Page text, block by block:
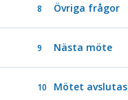
8 Övriga frågor
9 Nästa möte
10 Mötet avslutas